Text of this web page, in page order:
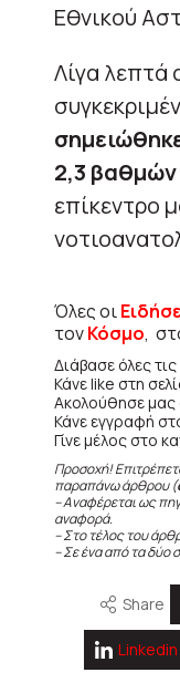
Εθνικού
Λίγα λεπτά
2,3 βαθμών
επίκεντρο
Όλες οι
τονΚόσμο,
Διάβασε όλες
Κάνε like στη
Ακολούθησε μας
Κάνε εγγραφή
Γίνε μέλος στο
Προσοχή!
παραπάνω άρθρου (
– Αναφέρεται ως
αναφορά.
– Στο τέλος του
– Σε ένα από τα δύο
Share
Linkedin